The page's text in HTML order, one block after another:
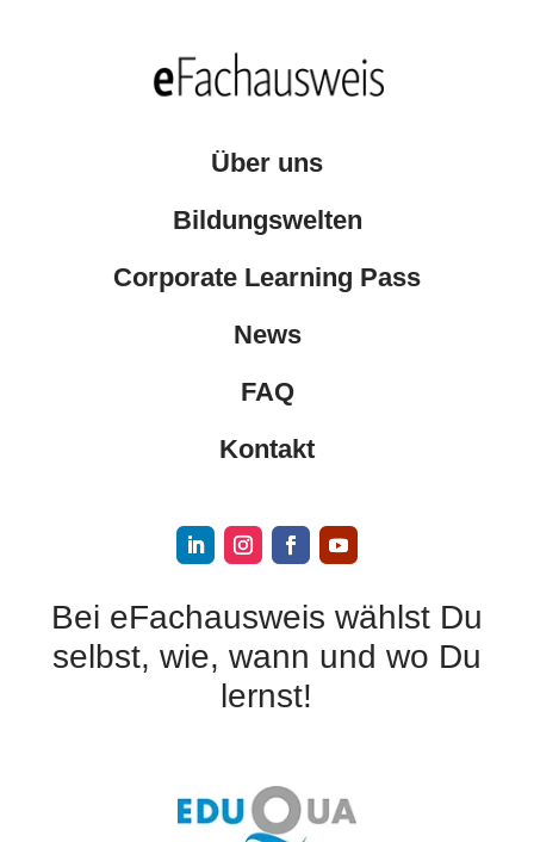
Über uns
Bildungswelten
Corporate Learning Pass
News
FAQ
Kontakt
Bei eFachausweis wählst Du
selbst, wie, wann und wo Du
lernst!